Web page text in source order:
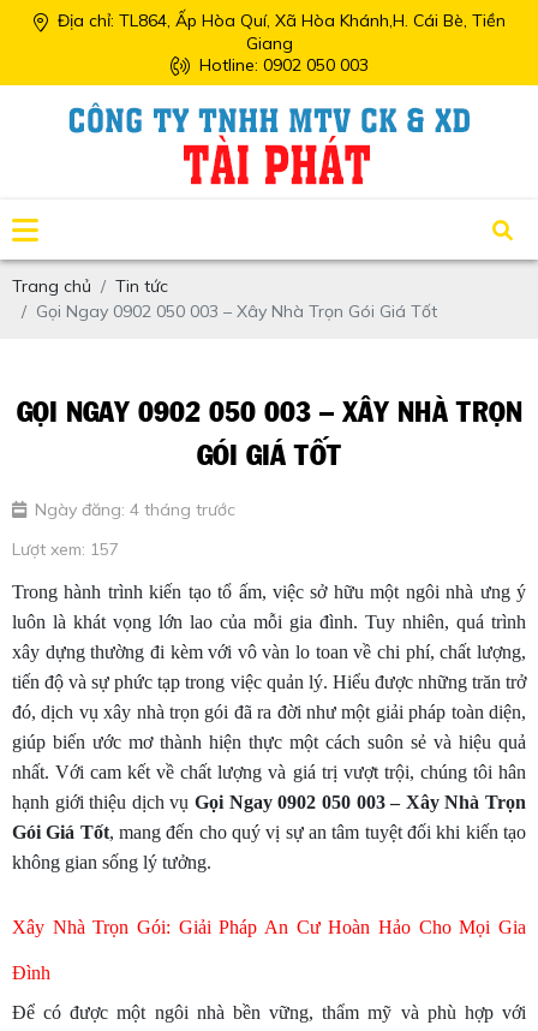
Địa chỉ: TL864, Ấp Hòa Quí, Xã Hòa Khánh,H. Cái Bè, Tiền
Giang
Hotline: 0902 050 003
Trang chủ
Tin tức
Gọi Ngay 0902 050 003 – Xây Nhà Trọn Gói Giá Tốt
GỌI NGAY 0902 050 003 – XÂY NHÀ TRỌN
GÓI GIÁ TỐT
Ngày đăng: 4 tháng trước
Lượt xem: 157
Trong hành trình kiến tạo tổ ấm, việc sở hữu một ngôi nhà ưng ý
luôn là khát vọng lớn lao của mỗi gia đình. Tuy nhiên, quá trình
xây dựng thường đi kèm với vô vàn lo toan về chi phí, chất lượng,
tiến độ và sự phức tạp trong việc quản lý. Hiểu được những trăn trở
đó, dịch vụ xây nhà trọn gói đã ra đời như một giải pháp toàn diện,
giúp biến ước mơ thành hiện thực một cách suôn sẻ và hiệu quả
nhất. Với cam kết về chất lượng và giá trị vượt trội, chúng tôi hân
hạnh giới thiệu dịch vụGọi Ngay 0902 050 003 – Xây Nhà Trọn
Gói Giá Tốt, mang đến cho quý vị sự an tâm tuyệt đối khi kiến tạo
không gian sống lý tưởng.
Xây Nhà Trọn Gói: Giải Pháp An Cư Hoàn Hảo Cho Mọi Gia
Đình
Để có được một ngôi nhà bền vững, thẩm mỹ và phù hợp với